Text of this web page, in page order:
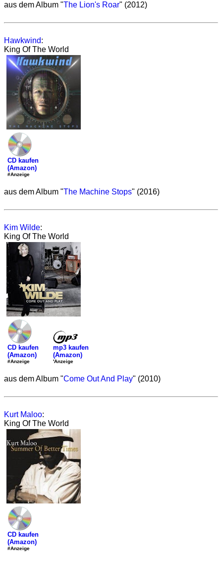
aus dem Album "The Lion's Roar" (2012)
Hawkwind:
King Of The World
CD kaufen
(Amazon)
#Anzeige
aus dem Album "The Machine Stops" (2016)
Kim Wilde:
King Of The World
CD kaufen
(Amazon)
#Anzeige
mp3 kaufen
(Amazon)
'Anzeige
aus dem Album "Come Out And Play" (2010)
Kurt Maloo:
King Of The World
CD kaufen
(Amazon)
#Anzeige